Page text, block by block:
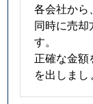
各会社から
同時に売却
す。
正確な金額
を出しまし